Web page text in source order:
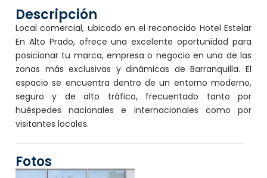
Descripción
Local comercial, ubicado en el reconocido Hotel Estelar
En Alto Prado, ofrece una excelente oportunidad para
posicionar tu marca, empresa o negocio en una de las
zonas más exclusivas y dinámicas de Barranquilla. El
espacio se encuentra dentro de un entorno moderno,
seguro y de alto tráfico, frecuentado tanto por
huéspedes nacionales e internacionales como por
visitantes locales.
Fotos